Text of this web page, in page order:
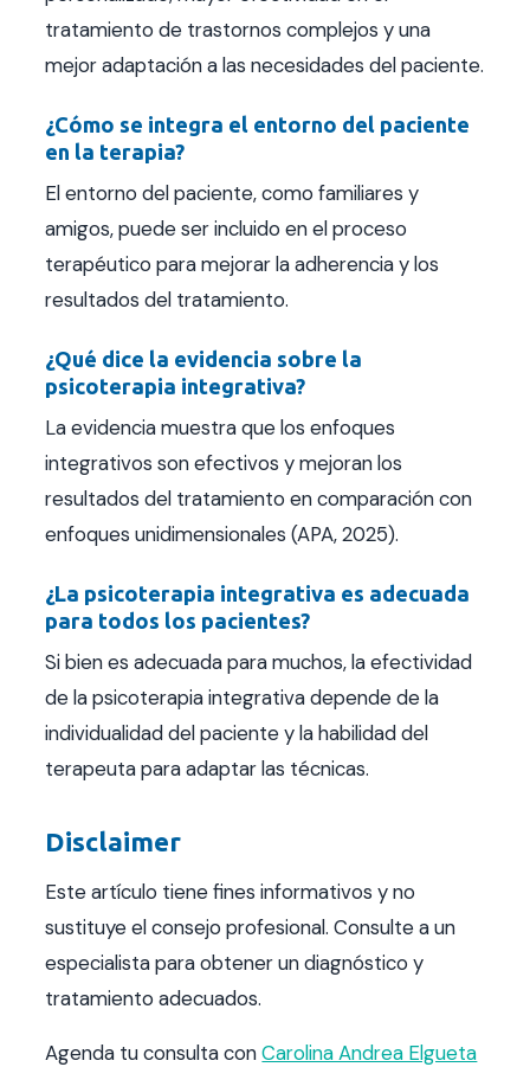
tratamiento de trastornos complejos y una
mejor adaptación a las necesidades del paciente.
¿Cómo se integra el entorno del paciente
en la terapia?
El entorno del paciente, como familiares y
amigos, puede ser incluido en el proceso
terapéutico para mejorar la adherencia y los
resultados del tratamiento.
¿Qué dice la evidencia sobre la
psicoterapia integrativa?
La evidencia muestra que los enfoques
integrativos son efectivos y mejoran los
resultados del tratamiento en comparación con
enfoques unidimensionales (APA, 2025).
¿La psicoterapia integrativa es adecuada
para todos los pacientes?
Si bien es adecuada para muchos, la efectividad
de la psicoterapia integrativa depende de la
individualidad del paciente y la habilidad del
terapeuta para adaptar las técnicas.
Disclaimer
Este artículo tiene fines informativos y no
sustituye el consejo profesional. Consulte a un
especialista para obtener un diagnóstico y
tratamiento adecuados.
Agenda tu consulta conCarolina Andrea Elgueta